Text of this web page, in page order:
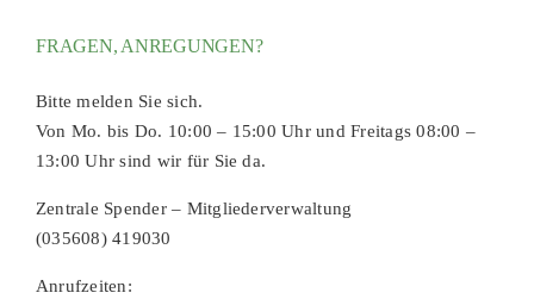
FRAGEN, ANREGUNGEN?
Bitte melden Sie sich.
Von Mo. bis Do. 10:00 – 15:00 Uhr und Freitags 08:00 –
13:00 Uhr sind wir für Sie da.
Zentrale Spender – Mitgliederverwaltung
(035608) 419030
Anrufzeiten: